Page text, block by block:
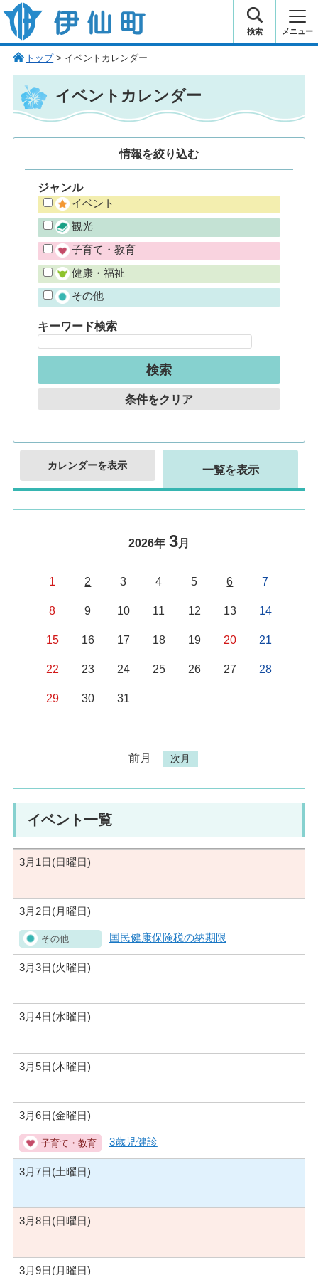
伊仙町 健康・長寿と子宝の町
検索 メニュー
トップ> イベントカレンダー
イベントカレンダー
情報を絞り込む
ジャンル
イベント
観光
子育て・教育
健康・福祉
その他
キーワード検索
条件をクリア
カレンダーを表示 一覧を表示
2026年 3月
1 2 3 4 5 6 7
8 9 10 11 12 13 14
15 16 17 18 19 20 21
22 23 24 25 26 27 28
29 30 31
前月 次月
イベント一覧
3月1日(日曜日)
3月2日(月曜日)
国民健康保険税の納期限
3月3日(火曜日)
3月4日(水曜日)
3月5日(木曜日)
3月6日(金曜日)
3歳児健診
3月7日(土曜日)
3月8日(日曜日)
3月9日(月曜日)